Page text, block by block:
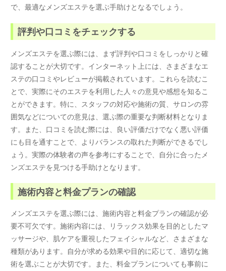
で、最適なメンズエステを選ぶ手助けとなるでしょう。
評判や口コミをチェックする
メンズエステを選ぶ際には、まず評判や口コミをしっかりと確
認することが大切です。インターネット上には、さまざまなエ
ステの口コミやレビューが掲載されています。これらを読むこ
とで、実際にそのエステを利用した人々の意見や感想を知るこ
とができます。特に、スタッフの対応や施術の質、サロンの雰
囲気などについての意見は、選ぶ際の重要な判断材料となりま
す。また、口コミを読む際には、良い評価だけでなく悪い評価
にも目を通すことで、よりバランスの取れた判断ができるでし
ょう。実際の体験者の声を参考にすることで、自分に合ったメ
ンズエステを見つける手助けとなります。
施術内容と料金プランの確認
メンズエステを選ぶ際には、施術内容と料金プランの確認が必
要不可欠です。施術内容には、リラックス効果を目的としたマ
ッサージや、肌ケアを重視したフェイシャルなど、さまざまな
種類があります。自分が求める効果や目的に応じて、適切な施
術を選ぶことが大切です。また、料金プランについても事前に